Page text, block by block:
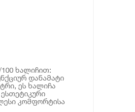
100 ხალიჩით:
დანამატი
ეს ხალიჩა
კომფორტისა